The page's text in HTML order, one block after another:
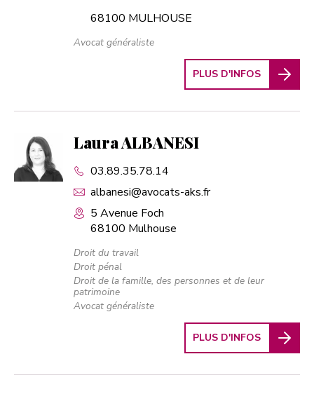
68100 MULHOUSE
Avocat généraliste
PLUS D'INFOS
Laura ALBANESI
03.89.35.78.14
albanesi@avocats-aks.fr
5 Avenue Foch
68100 Mulhouse
Droit du travail
Droit pénal
Droit de la famille, des personnes et de leur
patrimoine
Avocat généraliste
PLUS D'INFOS